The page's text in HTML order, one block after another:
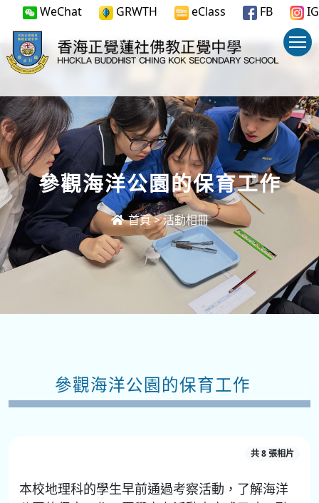
WeChat GRWTH eClass FB IG
參觀海洋公園的保育工作
首頁>活動相冊
參觀海洋公園的保育工作
共 8 張相片
本校地理科的學生早前通過考察活動，了解海洋